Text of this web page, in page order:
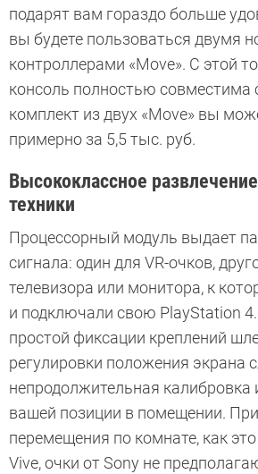
подарят вам гораздо больше
вы будете пользоваться двумя
контроллерами «Move». С этой
консоль полностью совместима
комплект из двух «Move» вы
примерно за 5,5 тыс. руб.
Высококлассное
техники
Процессорный модуль выдает
сигнала: один для VR-очков,
телевизора или монитора, к
и подключали свою PlayStation
простой фиксации креплений
регулировки положения экрана
непродолжительная калибровка
вашей позиции в помещении.
перемещения по комнате, как
Vive, очки от Sony не